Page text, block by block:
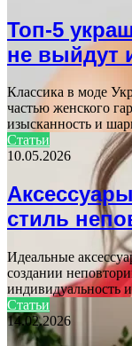
Топ-5
не выйдут
Классика в моде
частью женского
изысканность и
Статьи
10.05.2026
стиль
Идеальные
создании
индивидуальность
Статьи
14.02.2026